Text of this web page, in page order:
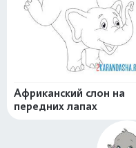
Африканский слон на
передних лапах